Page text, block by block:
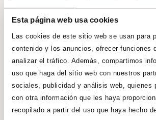
Esta página web usa cookies
Las cookies de este sitio web se usan para
contenido y los anuncios, ofrecer funciones
analizar el tráfico. Además, compartimos
uso que haga del sitio web con nuestros
sociales, publicidad y análisis web, quienes
con otra información que les haya
recopilado a partir del uso que haya hecho
podría llegar a morir si no se
tiempo. Si se trata de un
leve y los controles indican
bebé recibe suficiente oxígeno
nutrientes, se espera que el
continúe hasta lasemana 37,
reposo absoluto . En casos de
desprendimiento significativo,